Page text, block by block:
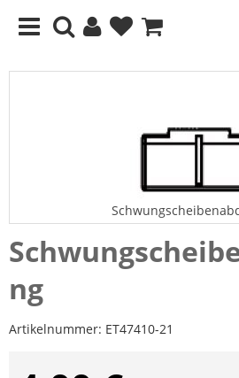
ng
Artikelnummer: ET47410-21